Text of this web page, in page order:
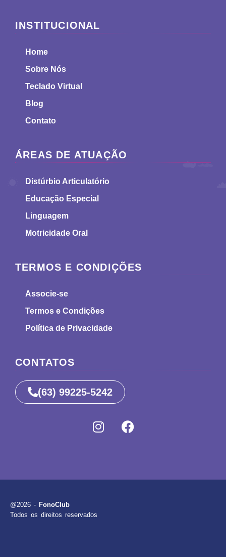
INSTITUCIONAL
Home
Sobre Nós
Teclado Virtual
Blog
Contato
ÁREAS DE ATUAÇÃO
Distúrbio Articulatório
Educação Especial
Linguagem
Motricidade Oral
TERMOS E CONDIÇÕES
Associe-se
Termos e Condições
Política de Privacidade
CONTATOS
(63) 99225-5242
@2026 - FonoClub
Todos os direitos reservados